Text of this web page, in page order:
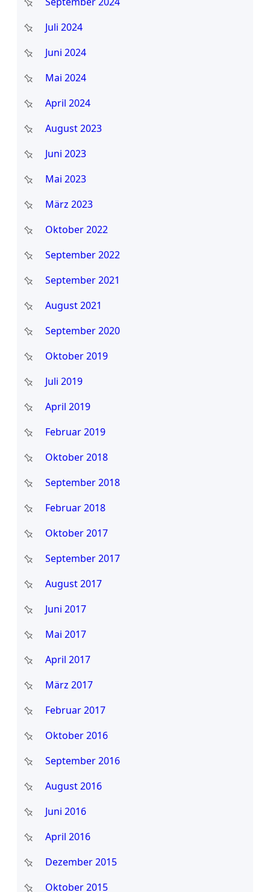
Juli 2024
Juni 2024
Mai 2024
April 2024
August 2023
Juni 2023
Mai 2023
März 2023
Oktober 2022
September 2022
September 2021
August 2021
September 2020
Oktober 2019
Juli 2019
April 2019
Februar 2019
Oktober 2018
September 2018
Februar 2018
Oktober 2017
September 2017
August 2017
Juni 2017
Mai 2017
April 2017
März 2017
Februar 2017
Oktober 2016
September 2016
August 2016
Juni 2016
April 2016
Dezember 2015
Oktober 2015